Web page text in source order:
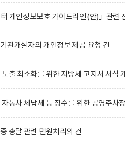
터 개인정보보호 가이드라인(안)」관련
관개설자의 개인정보 제공 요청 건
출 최소화를 위한 지방세 고지서 서식
동차 체납세 등 징수를 위한 공영주차
송달 관련 민원처리의 건